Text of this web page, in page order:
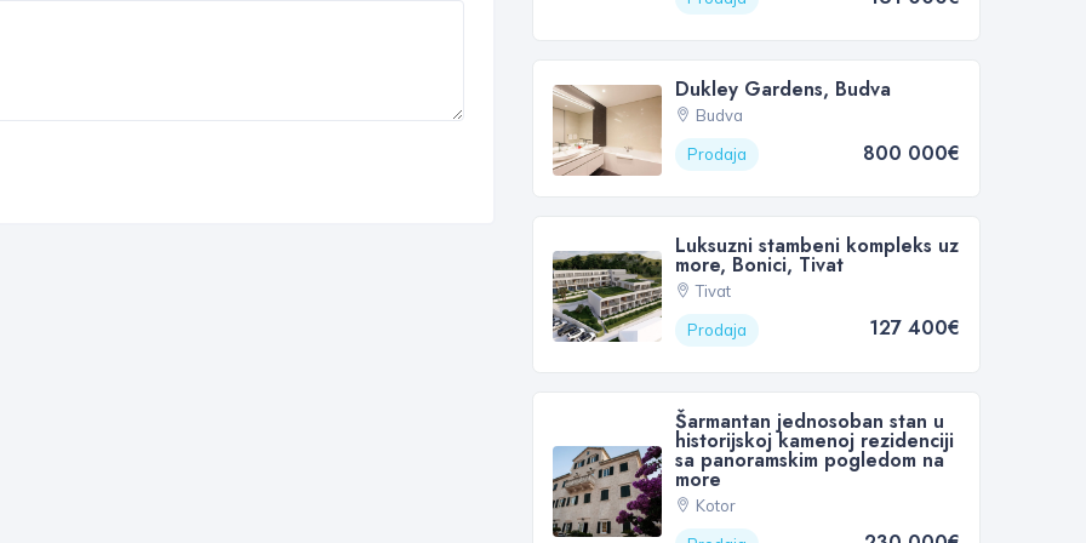
Dukley Gardens, Budva
Budva
Prodaja
800 000€
Luksuzni stambeni kompleks uz
more, Bonici, Tivat
Tivat
Prodaja
127 400€
Šarmantan jednosoban stan u
historijskoj kamenoj rezidenciji
sa panoramskim pogledom na
more
Kotor